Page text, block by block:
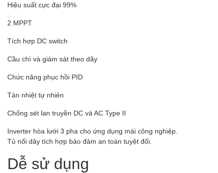
Hiệu suất cực đại 99%
2 MPPT
Tích hợp DC switch
Cầu chì và giám sát theo dãy
Chức năng phục hồi PID
Tản nhiệt tự nhiên
Chống sét lan truyền DC và AC Type II
Inverter hòa lưới 3 pha cho ứng dụng mái công nghiệp.
Tủ nối dây tích hợp bảo đảm an toàn tuyệt đối.
Dễ sử dụng